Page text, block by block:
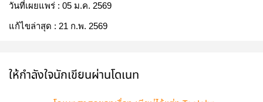
วันที่เผยแพร่ : 05 ม.ค. 2569
แก้ไขล่าสุด : 21 ก.พ. 2569
ให้กำลังใจนักเขียนผ่านโดเนท